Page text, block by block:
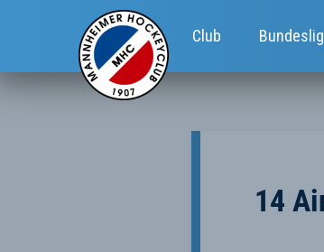
Club
14